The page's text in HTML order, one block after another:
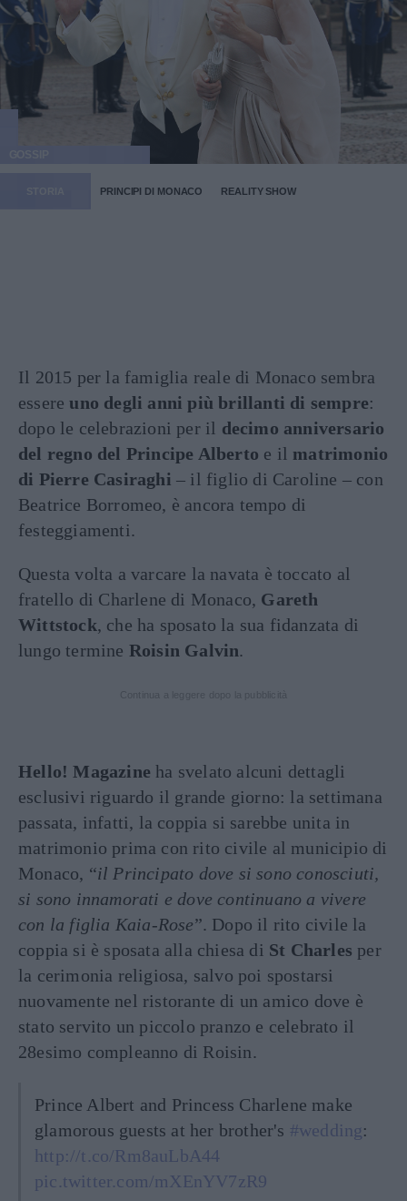
PRINCIPI DI MONACO REALITY SHOW
Il 2015 per la famiglia reale di Monaco sembra
essereuno degli anni più brillanti di sempre:
dopo le celebrazioni per il decimo anniversario
del regno del Principe Alberto e il matrimonio
di Pierre Casiraghi – il figlio di Caroline – con
Beatrice Borromeo, è ancora tempo di
festeggiamenti.
Questa volta a varcare la navata è toccato al
fratello di Charlene di Monaco, Gareth
Wittstock, che ha sposato la sua fidanzata di
lungo termine Roisin Galvin.
Hello! Magazine ha svelato alcuni dettagli
esclusivi riguardo il grande giorno: la settimana
passata, infatti, la coppia si sarebbe unita in
matrimonio prima con rito civile al municipio di
Monaco, “il Principato dove si sono conosciuti,
si sono innamorati e dove continuano a vivere
con la figlia Kaia-Rose”. Dopo il rito civile la
coppia si è sposata alla chiesa di St Charles per
la cerimonia religiosa, salvo poi spostarsi
nuovamente nel ristorante di un amico dove è
stato servito un piccolo pranzo e celebrato il
28esimo compleanno di Roisin.
Prince Albert and Princess Charlene make
glamorous guests at her brother's #wedding:
http://t.co/Rm8auLbA44
pic.twitter.com/mXEnYV7zR9